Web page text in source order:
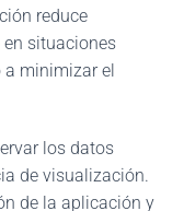
reduce
situaciones
a minimizar el
los datos
de visualización.
de la aplicación y